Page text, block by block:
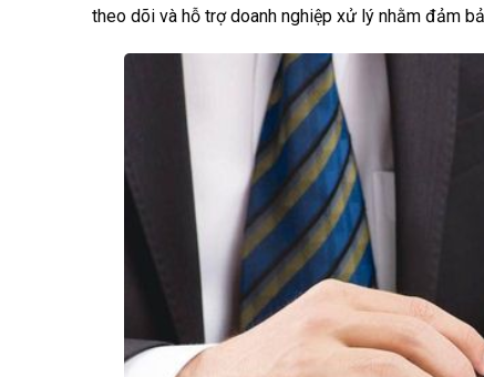
theo dõi và hỗ trợ doanh nghiệp xử lý nhằm đảm